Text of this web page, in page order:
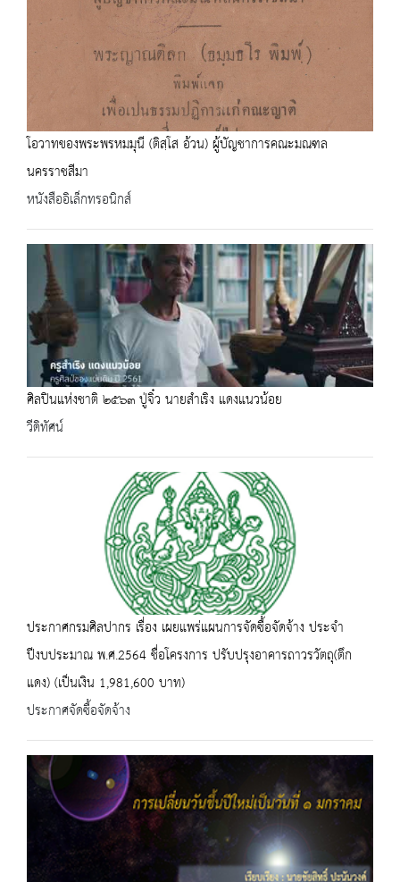
โอวาทของพระพรหมมุนี (ติสฺโส อ้วน) ผู้บัญชาการคณะมณฑล
นครราชสีมา
หนังสืออิเล็กทรอนิกส์
ศิลปินแห่งชาติ ๒๕๖๓ ปู่จิ๋ว นายสำเริง แดงแนวน้อย
วีดิทัศน์
ประกาศกรมศิลปากร เรื่อง เผยแพร่แผนการจัดซื้อจัดจ้าง ประจำ
ปีงบประมาณ พ.ศ.2564 ชื่อโครงการ ปรับปรุงอาคารถาวรวัตถุ(ตึก
แดง) (เป็นเงิน 1,981,600 บาท)
ประกาศจัดซื้อจัดจ้าง